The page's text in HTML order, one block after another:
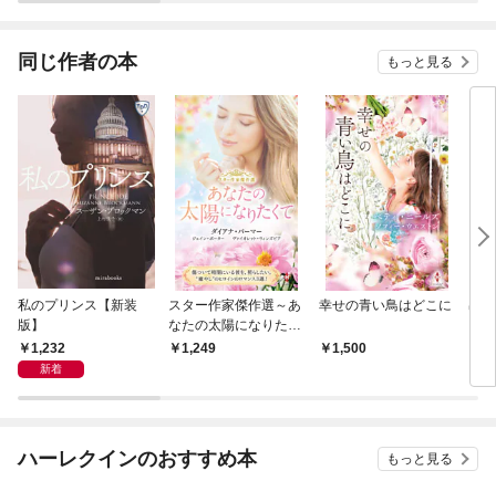
同じ作者の本 もっと見る
私のプリンス【新装
版】
1,232
新着
スター作家傑作選～あ
なたの太陽になりたく
て～1,249
幸せの青い鳥はどこに
1,500
出
ハーレクインのおすすめ本 もっと見る